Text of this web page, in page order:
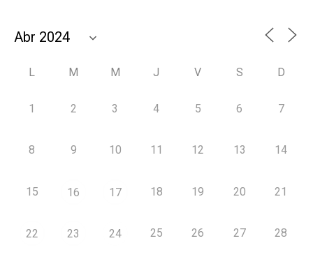
L M M J V S D
1 2 3 4 5 6 7
8 9 10 11 12 13 14
15 16 17 18 19 20 21
22 23 24 25 26 27 28